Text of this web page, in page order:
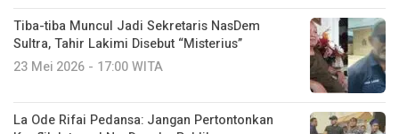
Tiba-tiba Muncul Jadi Sekretaris NasDem
Sultra, Tahir Lakimi Disebut “Misterius”
23 Mei 2026 - 17:00 WITA
La Ode Rifai Pedansa: Jangan Pertontonkan